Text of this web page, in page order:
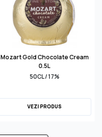
Mozart Gold Chocolate Cream
0.5L
50CL / 17%
VEZI PRODUS